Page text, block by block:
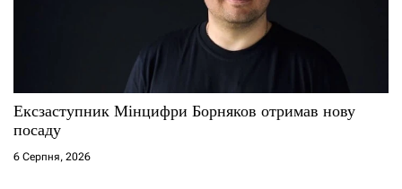
Ексзаступник Мінцифри Борняков отримав нову
посаду
6 Серпня, 2026